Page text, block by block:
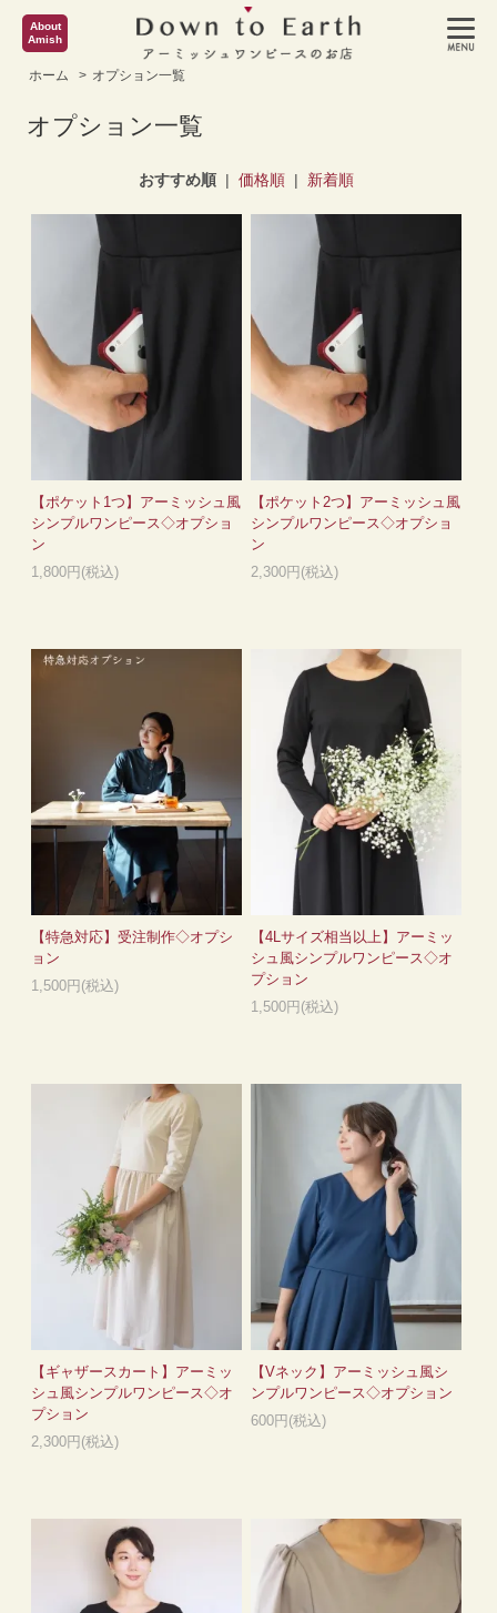
About
Amish
ホーム > オプション一覧
オプション一覧
おすすめ順| 価格順| 新着順
【ポケット1つ】アーミッシュ風
シンプルワンピース◇オプショ
ン
1,800円(税込)
【ポケット2つ】アーミッシュ風
シンプルワンピース◇オプショ
ン
2,300円(税込)
【特急対応】受注制作◇オプシ
ョン
1,500円(税込)
【4Lサイズ相当以上】アーミッ
シュ風シンプルワンピース◇オ
プション
1,500円(税込)
【ギャザースカート】アーミッ
シュ風シンプルワンピース◇オ
プション
2,300円(税込)
【Vネック】アーミッシュ風シ
ンプルワンピース◇オプション
600円(税込)